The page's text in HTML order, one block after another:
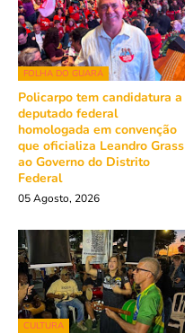
FOLHA DO GUARÁ
Policarpo tem candidatura a
deputado federal
homologada em convenção
que oficializa Leandro Grass
ao Governo do Distrito
Federal
05 Agosto, 2026
CULTURA